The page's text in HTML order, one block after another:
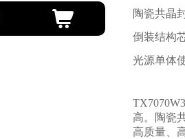
陶瓷共晶
倒装结构
光源单体
高。陶瓷
高质量、